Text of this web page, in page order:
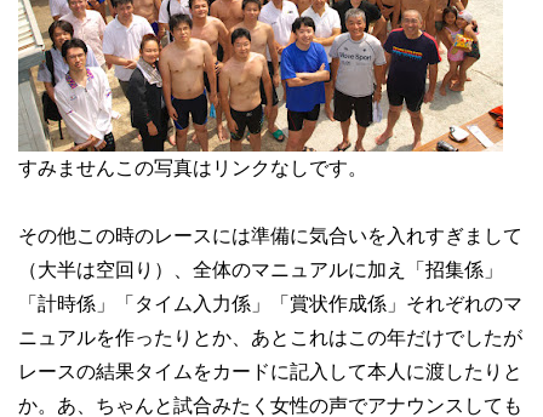
すみませんこの写真はリンクなしです。
その他この時のレースには準備に気合いを入れすぎまして
（大半は空回り）、全体のマニュアルに加え「招集係」
「計時係」「タイム入力係」「賞状作成係」それぞれのマ
ニュアルを作ったりとか、あとこれはこの年だけでしたが
レースの結果タイムをカードに記入して本人に渡したりと
か。あ、ちゃんと試合みたく女性の声でアナウンスしても